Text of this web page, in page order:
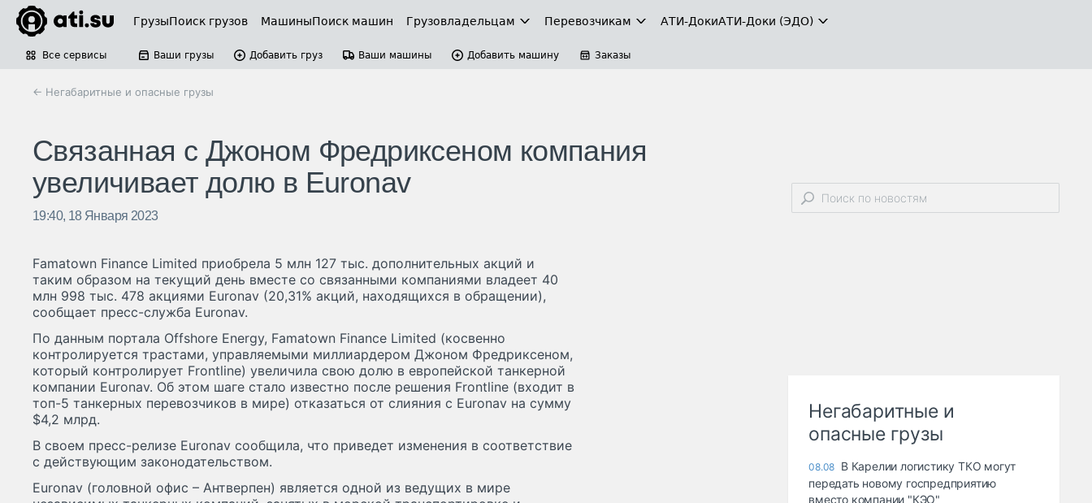
ГрузыПоиск грузов МашиныПоиск машин Грузовладельцам Перевозчикам АТИ-ДокиАТИ-Доки (ЭДО)
Все сервисы Ваши грузы Добавить груз Ваши машины Добавить машину Заказы
← Негабаритные и опасные грузы
Связанная с Джоном Фредриксеном компания
увеличивает долю в Euronav
19:40, 18 Января 2023
Famatown Finance Limited приобрела 5 млн 127 тыс. дополнительных акций и
таким образом на текущий день вместе со связанными компаниями владеет 40
млн 998 тыс. 478 акциями Euronav (20,31% акций, находящихся в обращении),
сообщает пресс-служба Euronav.
По данным портала Offshore Energy, Famatown Finance Limited (косвенно
контролируется трастами, управляемыми миллиардером Джоном Фредриксеном,
который контролирует Frontline) увеличила свою долю в европейской танкерной
компании Euronav. Об этом шаге стало известно после решения Frontline (входит в
топ-5 танкерных перевозчиков в мире) отказаться от слияния с Euronav на сумму
$4,2 млрд.
В своем пресс-релизе Euronav сообщила, что приведет изменения в соответствие
с действующим законодательством.
Euronav (головной офис – Антверпен) является одной из ведущих в мире
Негабаритные и
опасные грузы
08.08 В Карелии логистику ТКО могут
передать новому госпредприятию
вместо компании "КЭО"